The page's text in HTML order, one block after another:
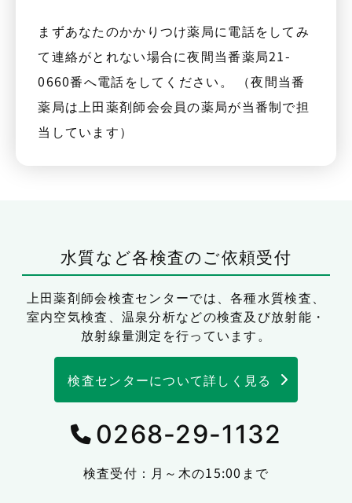
まずあなたのかかりつけ薬局に電話をしてみ
て連絡がとれない場合に夜間当番薬局21-
0660番へ電話をしてください。 （夜間当番
薬局は上田薬剤師会会員の薬局が当番制で担
当しています）
水質など各検査のご依頼受付
上田薬剤師会検査センターでは、各種水質検査、
室内空気検査、温泉分析などの検査及び放射能・
放射線量測定を行っています。
検査センターについて詳しく見る
0268-29-1132
検査受付：月～木の15:00まで